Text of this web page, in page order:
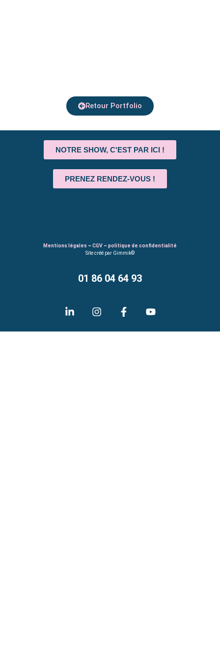
Retour Portfolio
NOTRE SHOW, C'EST PAR ICI !
PRENEZ RENDEZ-VOUS !
Mentions légales – CGV – politique de confidentialité
Site créé par Gimmik©
01 86 04 64 93